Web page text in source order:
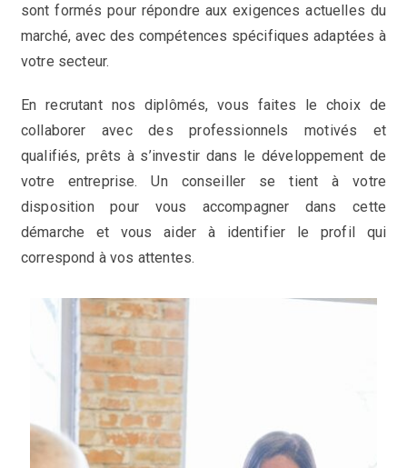
sont formés pour répondre aux exigences actuelles du
marché, avec des compétences spécifiques adaptées à
votre secteur.
En recrutant nos diplômés, vous faites le choix de
collaborer avec des professionnels motivés et
qualifiés, prêts à s’investir dans le développement de
votre entreprise. Un conseiller se tient à votre
disposition pour vous accompagner dans cette
démarche et vous aider à identifier le profil qui
correspond à vos attentes.